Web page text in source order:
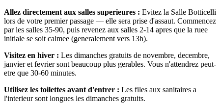
Allez directement aux salles superieures : Evitez la Salle Botticelli
lors de votre premier passage — elle sera prise d'assaut. Commencez
par les salles 35-90, puis revenez aux salles 2-14 apres que la ruee
initiale se soit calmee (generalement vers 13h).
Visitez en hiver : Les dimanches gratuits de novembre, decembre,
janvier et fevrier sont beaucoup plus gerables. Vous n'attendrez peut-
etre que 30-60 minutes.
Utilisez les toilettes avant d'entrer : Les files aux sanitaires a
l'interieur sont longues les dimanches gratuits.